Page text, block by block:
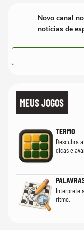
Novo canal
notícias de
MEUS JOGOS
TERMO
Descubra
dicas e
Interprete
ritmo.